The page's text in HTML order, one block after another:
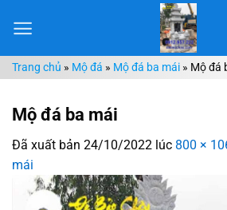
đến
dungTrang chủ » Mộ đá » Mộ đá ba mái » Mộ đá
Mộ đá ba mái
Đã xuất bản 24/10/2022 lúc 800 ×
mái